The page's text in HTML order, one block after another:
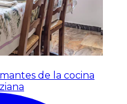
de la cocina